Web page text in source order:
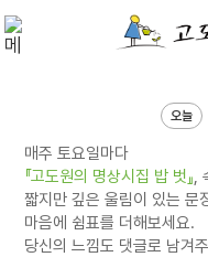
오늘
매주 토요일마다
『고도원의 명상시집 밥 벗』,
짧지만 깊은 울림이 있는 문
마음에 쉼표를 더해보세요.
당신의 느낌도 댓글로 남겨